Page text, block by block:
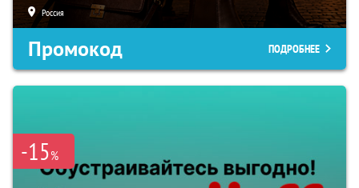
Россия
Промокод ПОДРОБНЕЕ
-15%